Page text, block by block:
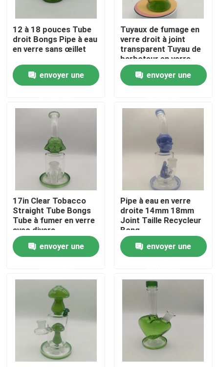
Aperçu
Produits
A propos de nous
Visite d'usine
Contrôle de la qualité
Contact
Demande de soumission
Bong Banger de verre
Bang à eau en verre
12 à 18 pouces Tube
droit Bongs Pipe à eau
en verre sans œillet
envoyer une
Tuyaux de fumage en
verre droit à joint
transparent Tuyau de
barboteur en verre
14mm 18mm
envoyer une
17in Clear Tobacco
Straight Tube Bongs
Tube à fumer en verre
avec divers
accessoires
envoyer une
Pipe à eau en verre
droite 14mm 18mm
Joint Taille Recycleur
Bong
envoyer une